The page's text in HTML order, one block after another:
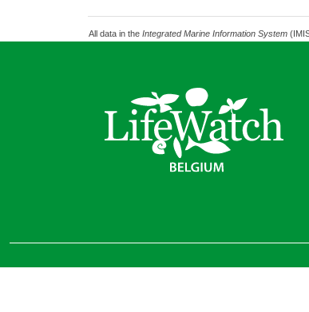
All data in the Integrated Marine Information System